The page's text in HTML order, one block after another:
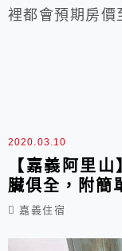
裡都會預期房價
我的眼鏡！不
個不小的泳池
還划算。如果你
受星級設施的
2020.03.10
【嘉義阿里
臟俱全，附簡
嘉義住宿